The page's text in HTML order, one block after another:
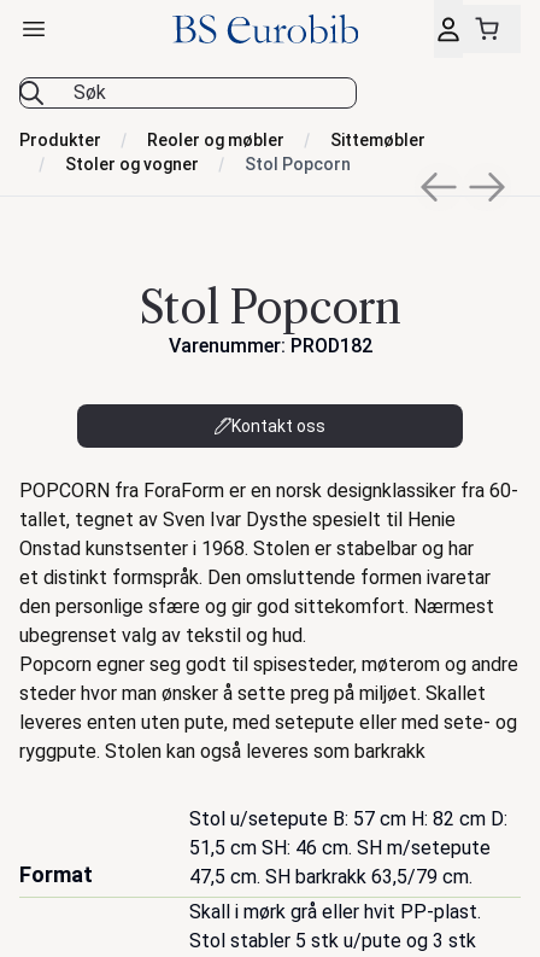
BS Eurobib
Åpne hovedmeny
Produkter Reoler og møbler
Sittemøbler
Stoler og vogner
Stol Popcorn
Previous
Next
Stol Popcorn
Varenummer: PROD182
Kontakt oss
POPCORN fra ForaForm er en norsk designklassiker fra 60-
tallet, tegnet av Sven Ivar Dysthe spesielt til Henie
Onstad kunstsenter i 1968. Stolen er stabelbar og har
et distinkt formspråk. Den omsluttende formen ivaretar
den personlige sfære og gir god sittekomfort. Nærmest
ubegrenset valg av tekstil og hud.
Popcorn egner seg godt til spisesteder, møterom og andre
steder hvor man ønsker å sette preg på miljøet. Skallet
leveres enten uten pute, med setepute eller med sete- og
ryggpute. Stolen kan også leveres som barkrakk
Format
Stol u/setepute B: 57 cm H: 82 cm D:
51,5 cm SH: 46 cm. SH m/setepute
47,5 cm. SH barkrakk 63,5/79 cm.
Skall i mørk grå eller hvit PP-plast.
Stol stabler 5 stk u/pute og 3 stk